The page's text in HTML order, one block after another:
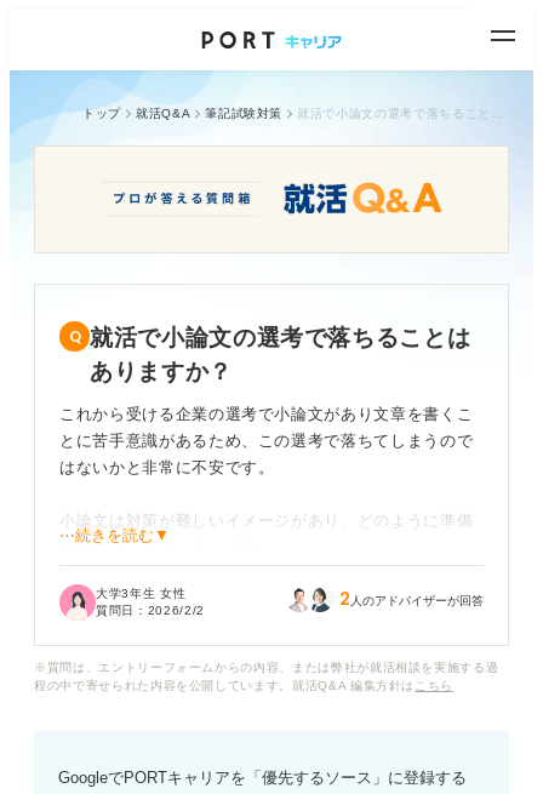
トップ 就活Q&A 筆記試験対策
就活で小論文の選考で落ちることは
ありますか？
これから受ける企業の選考で小論文があり文章を書くこ
とに苦手意識があるため、この選考で落ちてしまうので
はないかと非常に不安です。
小論文は対策が難しいイメージがあり、どのように準備
すればよいか迷っています。
もしテーマが社会問題や専門知識を問う難しい内容だっ
⋯続きを読む▼
大学3年生 女性
質問日： 2026/2/2 2 人のアドバイザーが回答
※質問は、エントリーフォームからの内容、または弊社が就活相談を実施する過
程の中で寄せられた内容を公開しています。就活Q&A 編集方針は こちら
GoogleでPORTキャリアを「優先するソース」に登録する